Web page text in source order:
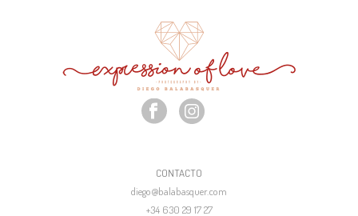
CONTACTO
diego@balabasquer.com
+34 630 29 17 27